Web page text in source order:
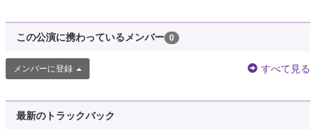
この公演に携わっているメンバー 0
メンバーに登録 すべて見る
最新のトラックバック